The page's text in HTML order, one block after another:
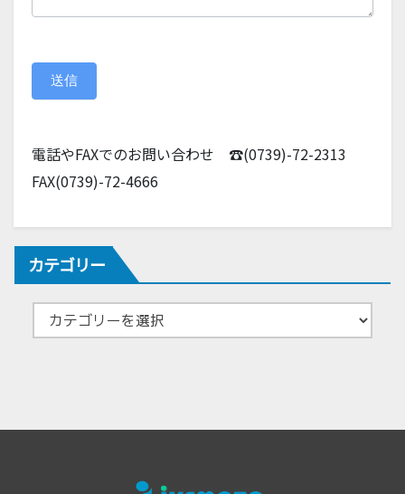
送信
電話やFAXでのお問い合わせ ☎(0739)-72-2313
FAX(0739)-72-4666
カテゴリー
テ